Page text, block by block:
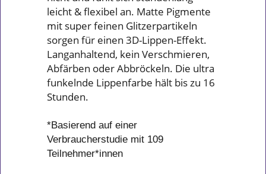
mit superfeinem Glitter verläuft
nicht und fühlt sich stundenlang
leicht & flexibel an. Matte Pigmente
mit super feinen Glitzerpartikeln
sorgen für einen 3D-Lippen-Effekt.
Langanhaltend, kein Verschmieren,
Abfärben oder Abbröckeln. Die ultra
Stunden.
*Basierend auf einer